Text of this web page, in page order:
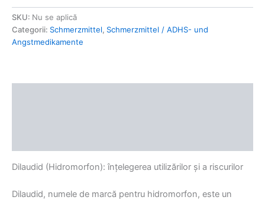
SKU: Nu se aplică
Categorii: Schmerzmittel, Schmerzmittel / ADHS- und
Angstmedikamente
Dilaudid (Hidromorfon): înțelegerea utilizărilor și a riscurilor
Dilaudid, numele de marcă pentru hidromorfon, este un